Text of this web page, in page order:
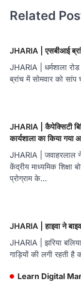
Related
JHARIA | एसबीआई
JHARIA | धर्मशाला
ब्रांच में सोमवार को
JHARIA | कैपेक्सिटी
कार्यशाला का किया गया
JHARIA | जवाहरलाल
केंद्रीय माध्यमिक शिक्षा
प्रोग्राम के…
JHARIA | हाइवा ने
JHARIA | झरिया
गाड़ियों की लगी रहती
Learn Digital